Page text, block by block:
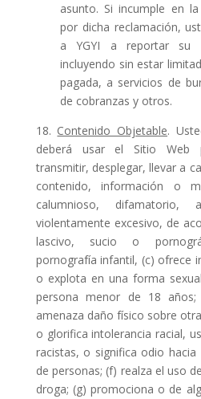
asunto. Si incumple en
por dicha reclamación,
a YGYI a reportar su
incluyendo sin estar
pagada, a servicios de
de cobranzas y otros.
18. Contenido Objetable.
deberá usar el Sitio Web
transmitir, desplegar, llevar a
contenido, información o
calumnioso, difamatorio,
violentamente excesivo, de
lascivo, sucio o
pornografía infantil, (c) ofrece
o explota en una forma
persona menor de 18
amenaza daño físico sobre
o glorifica intolerancia racial,
racistas, o significa odio
de personas; (f) realza el uso
droga; (g) promociona o de